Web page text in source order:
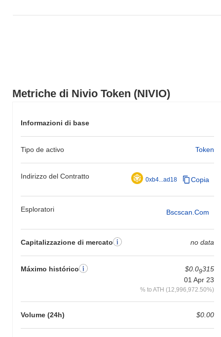
Metriche di Nivio Token (NIVIO)
Informazioni di base
Tipo de activo Token
Indirizzo del Contratto 0xb4...ad18 Copia
Esploratori Bscscan.com
Capitalizzazione di mercato no data
Máximo histórico $0.09315
01 Apr 23
% to ATH (12,996,972.50%)
Volume (24h) $0.00